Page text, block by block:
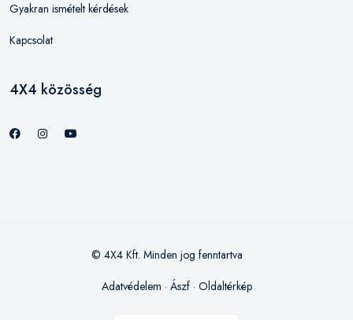
Gyakran ismételt kérdések
Kapcsolat
4X4 közösség
© 4X4 Kft. Minden jog fenntartva
Adatvédelem · Ászf· Oldaltérkép